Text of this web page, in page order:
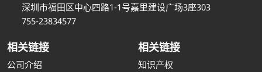
深圳市福田区中心四路1-1号嘉里建设广场3座303
755-23834577
相关链接
公司介绍
相关链接
知识产权